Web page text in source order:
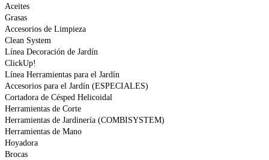
Aceites
Grasas
Accesorios de Limpieza
Clean System
Línea Decoración de Jardín
ClickUp!
Línea Herramientas para el Jardín
Accesorios para el Jardín (ESPECIALES)
Cortadora de Césped Helicoidal
Herramientas de Corte
Herramientas de Jardinería (COMBISYSTEM)
Herramientas de Mano
Hoyadora
Brocas